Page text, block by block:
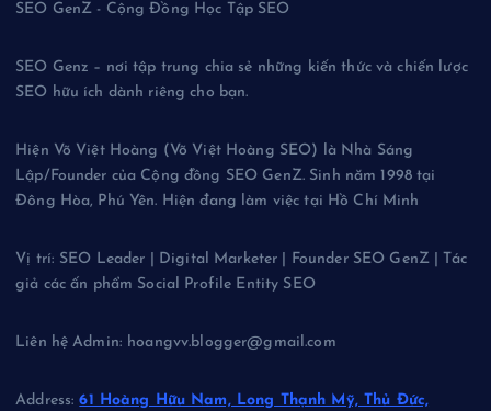
SEO GenZ - Cộng Đồng Học Tập SEO
SEO Genz – nơi tập trung chia sẻ những kiến thức và chiến lược
SEO hữu ích dành riêng cho bạn.
Hiện Võ Việt Hoàng (Võ Việt Hoàng SEO) là Nhà Sáng
Lập/Founder của Cộng đồng SEO GenZ. Sinh năm 1998 tại
Đông Hòa, Phú Yên. Hiện đang làm việc tại Hồ Chí Minh
Vị trí: SEO Leader | Digital Marketer | Founder SEO GenZ | Tác
giả các ấn phẩm Social Profile Entity SEO
Liên hệ Admin: hoangvv.blogger@gmail.com
Address:61 Hoàng Hữu Nam, Long Thạnh Mỹ, Thủ Đức,